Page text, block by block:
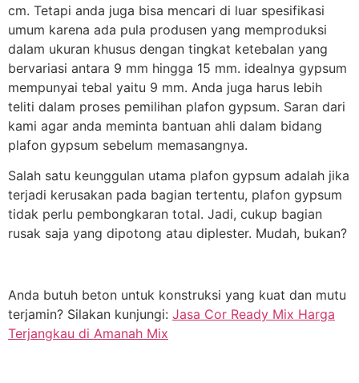
cm. Tetapi anda juga bisa mencari di luar spesifikasi
umum karena ada pula produsen yang memproduksi
dalam ukuran khusus dengan tingkat ketebalan yang
bervariasi antara 9 mm hingga 15 mm. idealnya gypsum
mempunyai tebal yaitu 9 mm. Anda juga harus lebih
teliti dalam proses pemilihan plafon gypsum. Saran dari
kami agar anda meminta bantuan ahli dalam bidang
plafon gypsum sebelum memasangnya.
Salah satu keunggulan utama plafon gypsum adalah jika
terjadi kerusakan pada bagian tertentu, plafon gypsum
tidak perlu pembongkaran total. Jadi, cukup bagian
rusak saja yang dipotong atau diplester. Mudah, bukan?
Anda butuh beton untuk konstruksi yang kuat dan mutu
terjamin? Silakan kunjungi: Jasa Cor Ready Mix Harga
Terjangkau di Amanah Mix